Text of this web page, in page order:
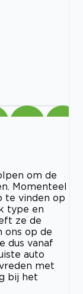
om de
Momenteel
te vinden op
type en
ze de
ons op de
dus vanaf
auto
met
bij het